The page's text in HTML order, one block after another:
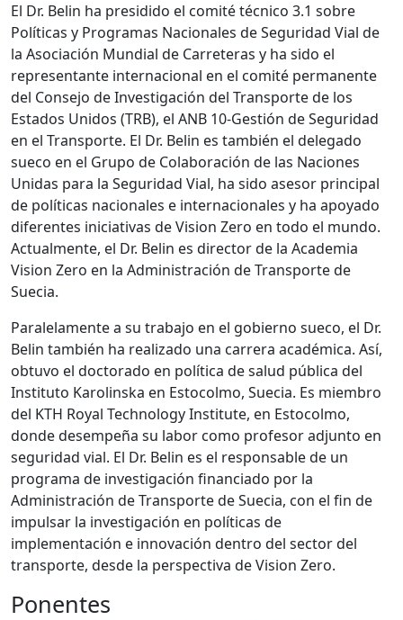
El Dr. Belin ha presidido el comité técnico 3.1 sobre
Políticas y Programas Nacionales de Seguridad Vial de
la Asociación Mundial de Carreteras y ha sido el
representante internacional en el comité permanente
del Consejo de Investigación del Transporte de los
Estados Unidos (TRB), el ANB 10-Gestión de Seguridad
en el Transporte. El Dr. Belin es también el delegado
sueco en el Grupo de Colaboración de las Naciones
Unidas para la Seguridad Vial, ha sido asesor principal
de políticas nacionales e internacionales y ha apoyado
diferentes iniciativas de Vision Zero en todo el mundo.
Actualmente, el Dr. Belin es director de la Academia
Vision Zero en la Administración de Transporte de
Suecia.
Paralelamente a su trabajo en el gobierno sueco, el Dr.
Belin también ha realizado una carrera académica. Así,
obtuvo el doctorado en política de salud pública del
Instituto Karolinska en Estocolmo, Suecia. Es miembro
del KTH Royal Technology Institute, en Estocolmo,
donde desempeña su labor como profesor adjunto en
seguridad vial. El Dr. Belin es el responsable de un
programa de investigación financiado por la
Administración de Transporte de Suecia, con el fin de
impulsar la investigación en políticas de
implementación e innovación dentro del sector del
transporte, desde la perspectiva de Vision Zero.
Ponentes